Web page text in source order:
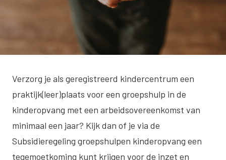
Verzorg je als geregistreerd kindercentrum een
praktijk(leer)plaats voor een groepshulp in de
kinderopvang met een arbeidsovereenkomst van
minimaal een jaar? Kijk dan of je via de
Subsidieregeling groepshulpen kinderopvang een
tegemoetkoming kunt krijgen voor de inzet en